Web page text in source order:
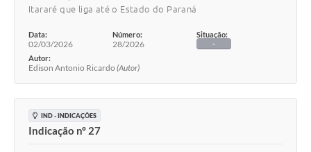
Itararé que liga até o Estado do Paraná
Data:
02/03/2026
Número:
28/2026
Situação:
-
Autor:
Edison Antonio Ricardo (Autor)
IND - INDICAÇÕES
Indicação nº 27